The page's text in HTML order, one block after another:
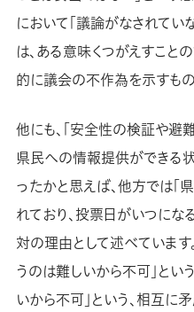
において「議論がなされてい
は、ある意味くつがえすこと
的に議会の不作為を示すも
他にも、「安全性の検証や避
県民への情報提供ができる
ったかと思えば、他方では
れており、投票日がいつにな
対の理由として述べています
うのは難しいから不可」とい
いから不可」という、相互